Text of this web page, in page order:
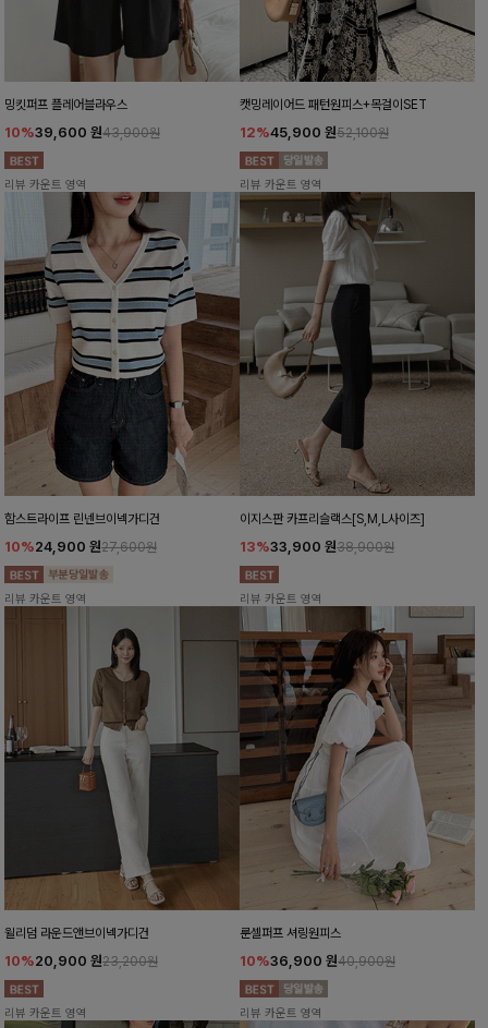
밍킷퍼프 플레어블라우스
10%39,600 원43,900원
리뷰 카운트 영역
캣밍레이어드 패턴원피스+목걸이SET
12%45,900 원52,100원
리뷰 카운트 영역
함스트라이프 린넨브이넥가디건
10%24,900 원27,600원
리뷰 카운트 영역
이지스판 카프리슬랙스[S,M,L사이즈]
13%33,900 원38,900원
리뷰 카운트 영역
윌리덤 라운드앤브이넥가디건
10%20,900 원23,200원
리뷰 카운트 영역
룬셀퍼프 셔링원피스
10%36,900 원40,900원
리뷰 카운트 영역